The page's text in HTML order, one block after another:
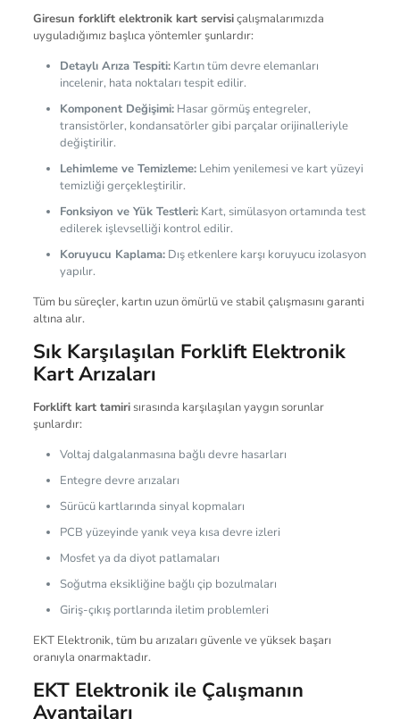
Giresun forklift elektronik kart servisiçalışmalarımızda
uyguladığımız başlıca yöntemler şunlardır:
Detaylı Arıza Tespiti:Kartın tüm devre elemanları
incelenir, hata noktaları tespit edilir.
Komponent Değişimi:Hasar görmüş entegreler,
transistörler, kondansatörler gibi parçalar orijinalleriyle
değiştirilir.
Lehimleme ve Temizleme:Lehim yenilemesi ve kart yüzeyi
temizliği gerçekleştirilir.
Fonksiyon ve Yük Testleri:Kart, simülasyon ortamında test
edilerek işlevselliği kontrol edilir.
Koruyucu Kaplama:Dış etkenlere karşı koruyucu izolasyon
yapılır.
Tüm bu süreçler, kartın uzun ömürlü ve stabil çalışmasını garanti
altına alır.
Sık Karşılaşılan Forklift Elektronik
Kart Arızaları
Forklift kart tamirisırasında karşılaşılan yaygın sorunlar
şunlardır:
Voltaj dalgalanmasına bağlı devre hasarları
Entegre devre arızaları
Sürücü kartlarında sinyal kopmaları
PCB yüzeyinde yanık veya kısa devre izleri
Mosfet ya da diyot patlamaları
Soğutma eksikliğine bağlı çip bozulmaları
Giriş-çıkış portlarında iletim problemleri
EKT Elektronik, tüm bu arızaları güvenle ve yüksek başarı
oranıyla onarmaktadır.
EKT Elektronik ile Çalışmanın
Avantajları